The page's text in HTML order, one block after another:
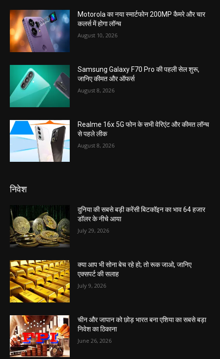
Motorola का नया स्मार्टफोन 200MP कैमरे और चार
कलर्स में होगा लॉन्च
August 10, 2026
Samsung Galaxy F70 Pro की पहली सेल शुरू,
जानिए कीमत और ऑफर्स
August 8, 2026
Realme 16x 5G फोन के सभी वेरिएंट और कीमत लॉन्च
से पहले लीक
August 8, 2026
निवेश
दुनिया की सबसे बड़ी करेंसी बिटकॉइन का भाव 64 हजार
डॉलर के नीचे आया
July 29, 2026
क्या आप भी सोना बेच रहे हो; तो रूक जाओ, जानिए
एक्सपर्ट की सलाह
July 9, 2026
चीन और जापान को छोड़ भारत बना एशिया का सबसे बड़ा
निवेश का ठिकाना
June 26, 2026